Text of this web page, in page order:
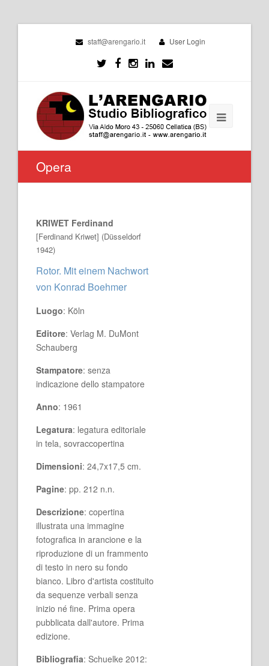
staff@arengario.it User Login
Opera
KRIWET Ferdinand
[Ferdinand Kriwet] (Düsseldorf
1942)
Rotor. Mit einem Nachwort
von Konrad Boehmer
Luogo: Köln
Editore: Verlag M. DuMont
Schauberg
Stampatore: senza
indicazione dello stampatore
Anno: 1961
Legatura: legatura editoriale
in tela, sovraccopertina
Dimensioni: 24,7x17,5 cm.
Pagine: pp. 212 n.n.
Descrizione: copertina
illustrata una immagine
fotografica in arancione e la
riproduzione di un frammento
di testo in nero su fondo
bianco. Libro d'artista costituito
da sequenze verbali senza
inizio né fine. Prima opera
pubblicata dall'autore. Prima
edizione.
Bibliografia: Schuelke 2012: